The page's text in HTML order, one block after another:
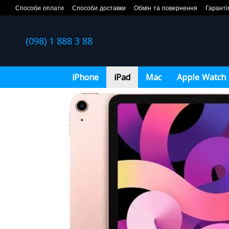
Перейти до основного контенту
Способи оплати Способи доставки Обмін та повернення
(098) 1 888 3 88
iPhone iPad Mac Apple Watch